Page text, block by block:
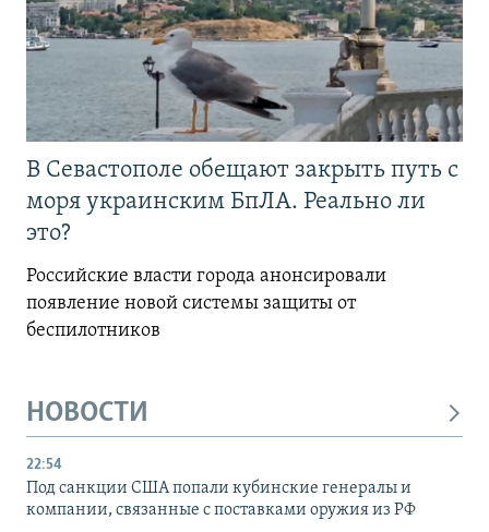
В Севастополе обещают закрыть путь с
моря украинским БпЛА. Реально ли
это?
Российские власти города анонсировали
появление новой системы защиты от
беспилотников
НОВОСТИ
22:54
Под санкции США попали кубинские генералы и
компании, связанные с поставками оружия из РФ